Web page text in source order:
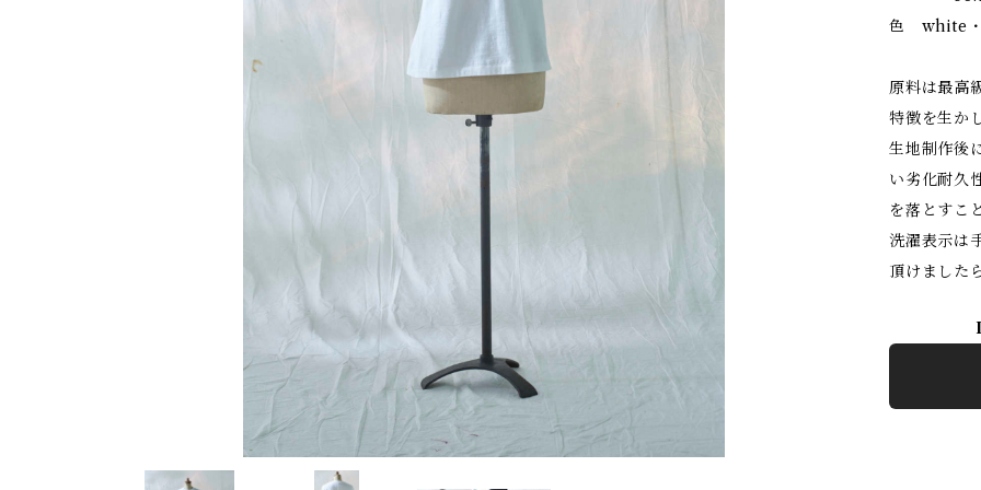
色 white
原料は最高
特徴を生か
生地制作後
い劣化耐久
を落とすこ
洗濯表示は
頂けました